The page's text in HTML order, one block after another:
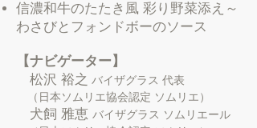
信濃和牛のたたき風 彩り野菜添え～
わさびとフォンドボーのソース
【ナビゲーター】
松沢 裕之 バイザグラス 代表
（日本ソムリエ協会認定 ソムリエ）
犬飼 雅恵 バイザグラス ソムリエール